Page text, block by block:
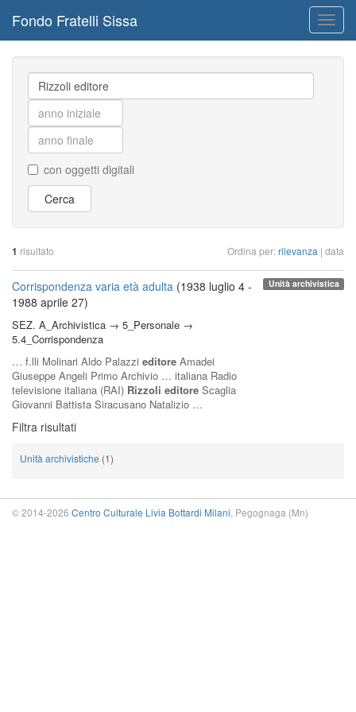
Fondo Fratelli Sissa
con oggetti digitali
Cerca
1 risultato Ordina per:rilevanza | data
Unità archivistica
Corrispondenza varia età adulta (1938 luglio 4 -
1988 aprile 27)
SEZ. A_Archivistica → 5_Personale →
5.4_Corrispondenza
… f.lli Molinari Aldo Palazzi editore Amadei
Giuseppe Angeli Primo Archivio … italiana Radio
televisione italiana (RAI) Rizzoli editore Scaglia
Giovanni Battista Siracusano Natalizio …
Filtra risultati
Unità archivistiche (1)
© 2014-2026 Centro Culturale Livia Bottardi Milani , Pegognaga (Mn)